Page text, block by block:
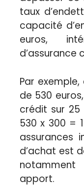
taux
capacité
euros,
d’assurance
Par
de 530
crédit sur
530 x 300 =
assurances
d’achat est
apport.